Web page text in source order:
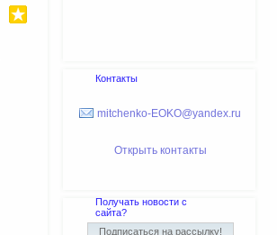
Контакты
mitchenko-EOKO@yandex.ru
Открыть контакты
Получать новости с
сайта?